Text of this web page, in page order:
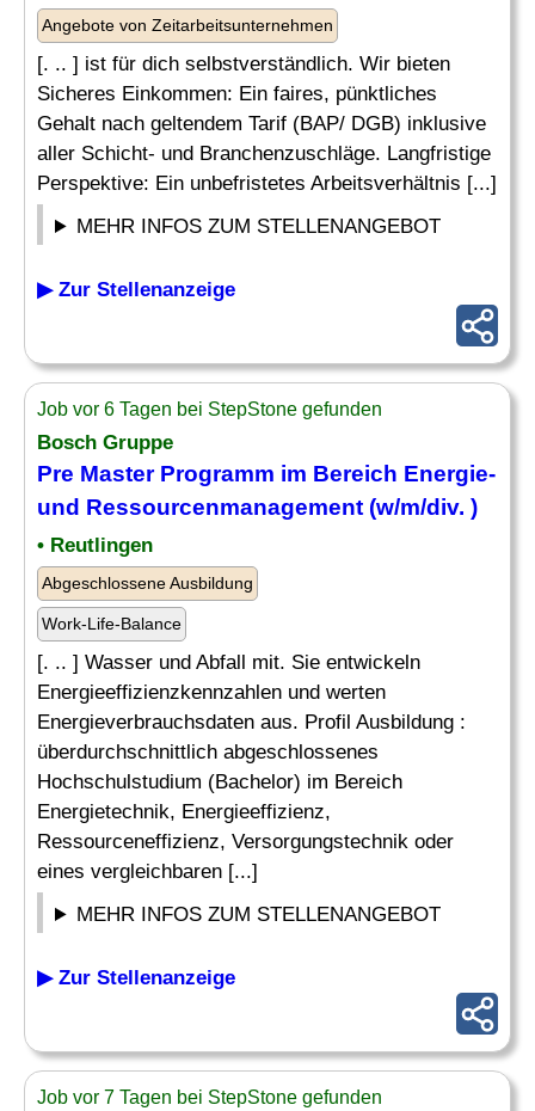
Angebote von Zeitarbeitsunternehmen
[. .. ] ist für dich selbstverständlich. Wir bieten
Sicheres Einkommen: Ein faires, pünktliches
Gehalt nach geltendem Tarif (BAP/ DGB) inklusive
aller Schicht- und Branchenzuschläge. Langfristige
Perspektive: Ein unbefristetes Arbeitsverhältnis [...]
MEHR INFOS ZUM STELLENANGEBOT
▶ Zur Stellenanzeige
Job vor 6 Tagen bei StepStone gefunden
Bosch Gruppe
Pre Master Programm im Bereich Energie-
und Ressourcenmanagement (w/m/div. )
• Reutlingen
Abgeschlossene Ausbildung
Work-Life-Balance
[. .. ] Wasser und Abfall mit. Sie entwickeln
Energieeffizienzkennzahlen und werten
Energieverbrauchsdaten aus. Profil Ausbildung :
überdurchschnittlich abgeschlossenes
Hochschulstudium (Bachelor) im Bereich
Energietechnik, Energieeffizienz,
Ressourceneffizienz, Versorgungstechnik oder
eines vergleichbaren [...]
MEHR INFOS ZUM STELLENANGEBOT
▶ Zur Stellenanzeige
Job vor 7 Tagen bei StepStone gefunden